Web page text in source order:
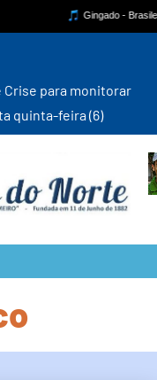
Crise para monitorar
quinta-feira (6)